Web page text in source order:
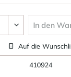
In den
Auf die
410924